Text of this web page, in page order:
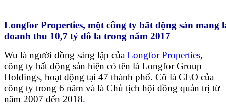
Longfor Properties, một công ty bất động sản mang
doanh thu 10,7 tỷ đô la trong năm 2017
Wu là người đồng sáng lập của Longfor Properties,
công ty bất động sản hiện có tên là Longfor Group
Holdings, hoạt động tại 47 thành phố. Cô là CEO của
công ty trong 6 năm và là Chủ tịch hội đồng quản trị từ
năm 2007 đến 2018.